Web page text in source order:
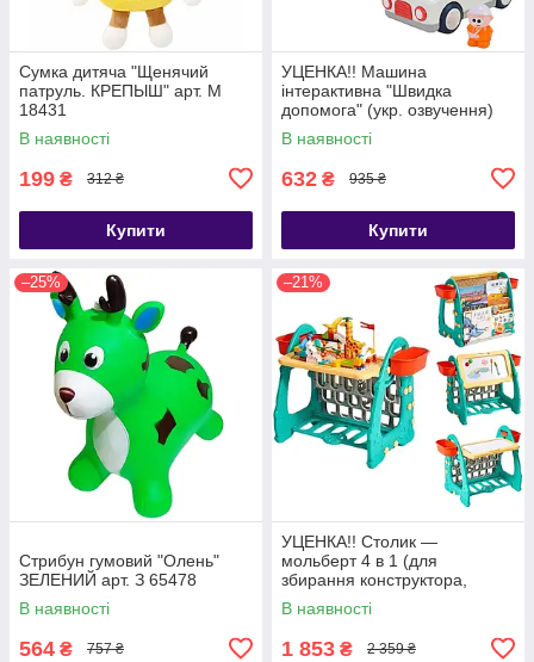
Сумка дитяча "Щенячий
патруль. КРЕПЫШ" арт. M
18431
В наявності
199 ₴ 312 ₴
Купити
УЦЕНКА!! Машина
інтерактивна "Швидка
допомога" (укр. озвучення)
арт. 46349
В наявності
632 ₴ 935 ₴
Купити
–25%
Стрибун гумовий "Олень"
ЗЕЛЕНИЙ арт. З 65478
В наявності
564 ₴ 757 ₴
–21%
УЦЕНКА!! Столик —
мольберт 4 в 1 (для
збирання конструктора,
малювання, книжкова
полиця) арт. S 075
В наявності
1 853 ₴ 2 359 ₴